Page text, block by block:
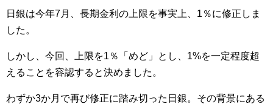
日銀は今年7月、長期金利の上限を事実上、1％に修正しま
した。
しかし、今回、上限を1％「めど」とし、1%を一定程度超
えることを容認すると決めました。
わずか3か月で再び修正に踏み切った日銀。その背景にある